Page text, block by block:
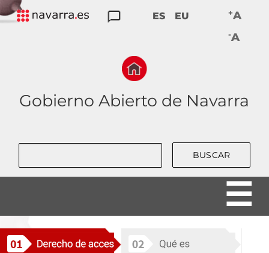
Skip
to
Gobierno Abierto de Navarra
ES EU +A
-A